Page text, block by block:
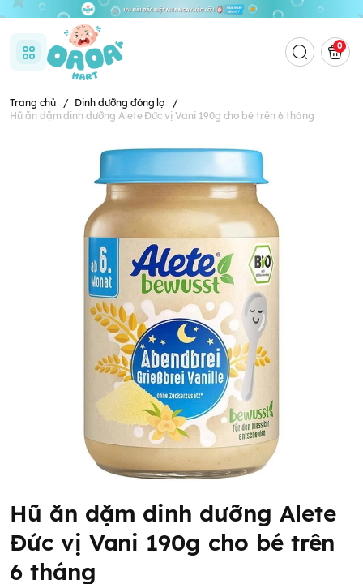
0
Trang chủ / Dinh dưỡng đóng lọ
/
Hũ ăn dặm dinh dưỡng Alete Đức vị Vani 190g cho bé trên 6 tháng
Hũ ăn dặm dinh dưỡng Alete
Đức vị Vani 190g cho bé trên
6 tháng